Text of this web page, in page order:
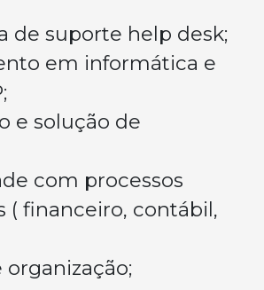
de suporte help desk;
em informática e
e solução de
com processos
( financeiro, contábil,